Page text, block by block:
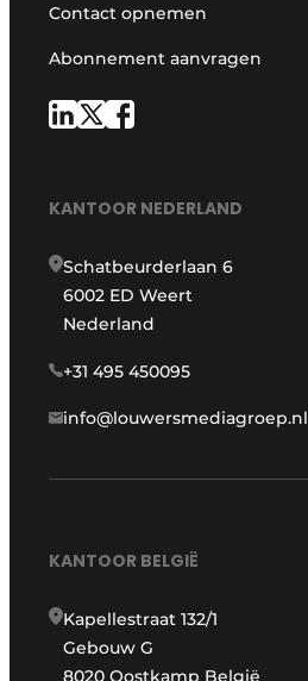
Contact opnemen
Abonnement aanvragen
KANTOOR NEDERLAND
Schatbeurderlaan 6
6002 ED Weert
Nederland
+31 495 450095
info@louwersmediagroep.nl
KANTOOR BELGIË
Kapellestraat 132/1
Gebouw G
8020 Oostkamp België